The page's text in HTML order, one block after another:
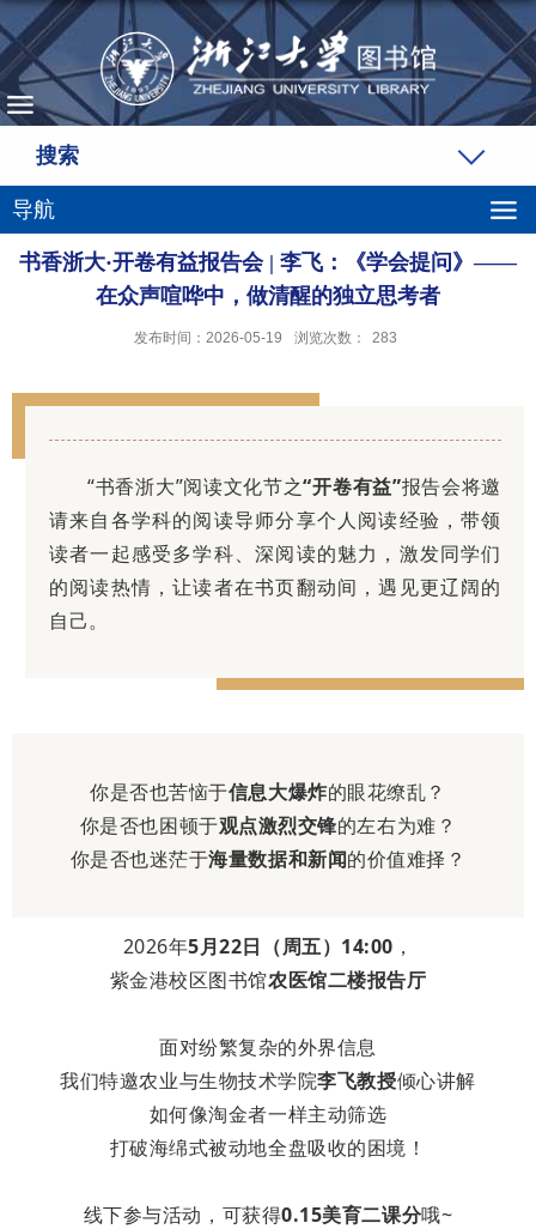
搜索
导航
书香浙大·开卷有益报告会 | 李飞：《学会提问》——
在众声喧哗中，做清醒的独立思考者
发布时间：2026-05-19 浏览次数： 283
“书香浙大”阅读文化节之“开卷有益”报告会将邀
请来自各学科的阅读导师分享个人阅读经验，带领
读者一起感受多学科、深阅读的魅力，激发同学们
的阅读热情，让读者在书页翻动间，遇见更辽阔的
自己。
你是否也苦恼于信息大爆炸的眼花缭乱？
你是否也困顿于观点激烈交锋的左右为难？
你是否也迷茫于海量数据和新闻的价值难择？
2026年5月22日（周五）14:00 ，
紫金港校区图书馆农医馆二楼报告厅
面对纷繁复杂的外界信息
我们特邀农业与生物技术学院李飞教授倾心讲解
如何像淘金者一样主动筛选
打破海绵式被动地全盘吸收的困境！
线下参与活动，可获得0.15美育二课分哦~